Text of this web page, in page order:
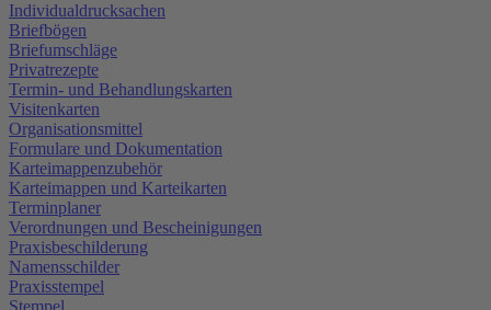
Individualdrucksachen
Briefbögen
Briefumschläge
Privatrezepte
Termin- und Behandlungskarten
Visitenkarten
Organisationsmittel
Formulare und Dokumentation
Karteimappenzubehör
Karteimappen und Karteikarten
Terminplaner
Verordnungen und Bescheinigungen
Praxisbeschilderung
Namensschilder
Praxisstempel
Stempel